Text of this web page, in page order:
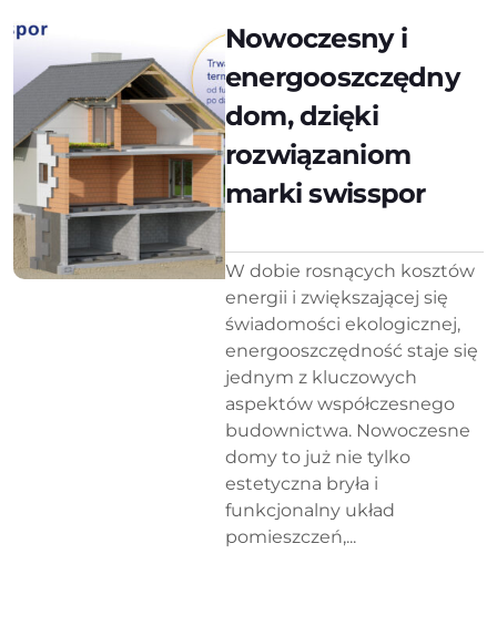
Nowoczesny i
energooszczędny
dom, dzięki
rozwiązaniom
marki swisspor
W dobie rosnących kosztów
energii i zwiększającej się
świadomości ekologicznej,
energooszczędność staje się
jednym z kluczowych
aspektów współczesnego
budownictwa. Nowoczesne
domy to już nie tylko
estetyczna bryła i
funkcjonalny układ
pomieszczeń,...